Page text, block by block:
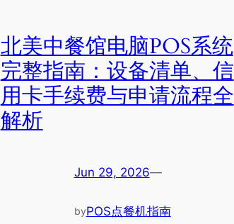
北美中餐馆电脑POS系统
完整指南：设备清单、信
用卡手续费与申请流程全
解析
Jun 29, 2026—
byPOS点餐机指南